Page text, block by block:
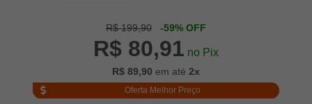
R$ 199,90 -59% OFF
R$ 80,91 no Pix
R$ 89,90 em até 2x
Oferta Melhor Preço